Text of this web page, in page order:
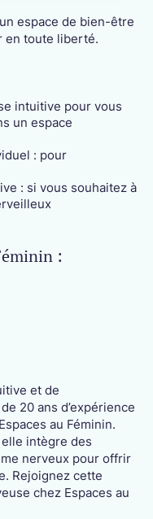
espace de bien-être
en toute liberté.
intuitive pour vous
un espace
: pour
: si vous souhaitez à
:
et de
20 ans d’expérience
au Féminin.
intègre des
nerveux pour offrir
Rejoignez cette
chez Espaces au